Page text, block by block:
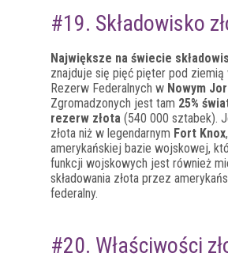
#19. Składowisko
Największe na świecie
znajduje się pięć pięter pod ziemią
Rezerw Federalnych w Nowym
Zgromadzonych jest tam 25%
rezerw złota (540 000 sztabek).
złota niż w legendarnym Fort Knox
amerykańskiej bazie wojskowej,
funkcji wojskowych jest również
składowania złota przez
federalny.
#20. Właściwości